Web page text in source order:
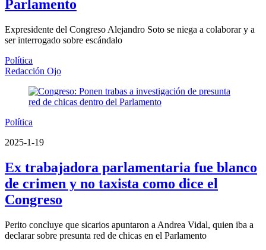
Parlamento
Expresidente del Congreso Alejandro Soto se niega a colaborar y a
ser interrogado sobre escándalo
Política
Redacción Ojo
Política
2025-1-19
Ex trabajadora parlamentaria fue blanco
de crimen y no taxista como dice el
Congreso
Perito concluye que sicarios apuntaron a Andrea Vidal, quien iba a
declarar sobre presunta red de chicas en el Parlamento